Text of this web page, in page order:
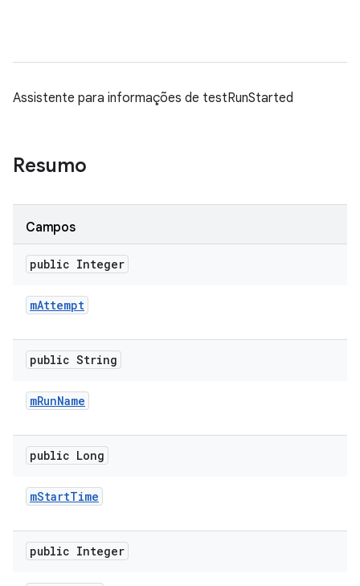
Assistente para informações de testRunStarted
Resumo
Campos
public Integer
mAttempt
public String
mRunName
public Long
mStartTime
public Integer